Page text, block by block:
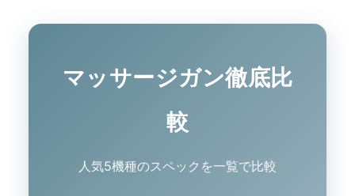
マッサージガン徹底比
較
人気5機種のスペックを一覧で比較